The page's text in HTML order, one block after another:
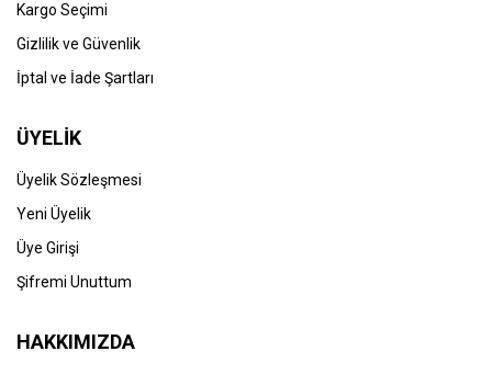
Kargo Seçimi
Gizlilik ve Güvenlik
İptal ve İade Şartları
ÜYELİK
Üyelik Sözleşmesi
Yeni Üyelik
Üye Girişi
Şifremi Unuttum
HAKKIMIZDA